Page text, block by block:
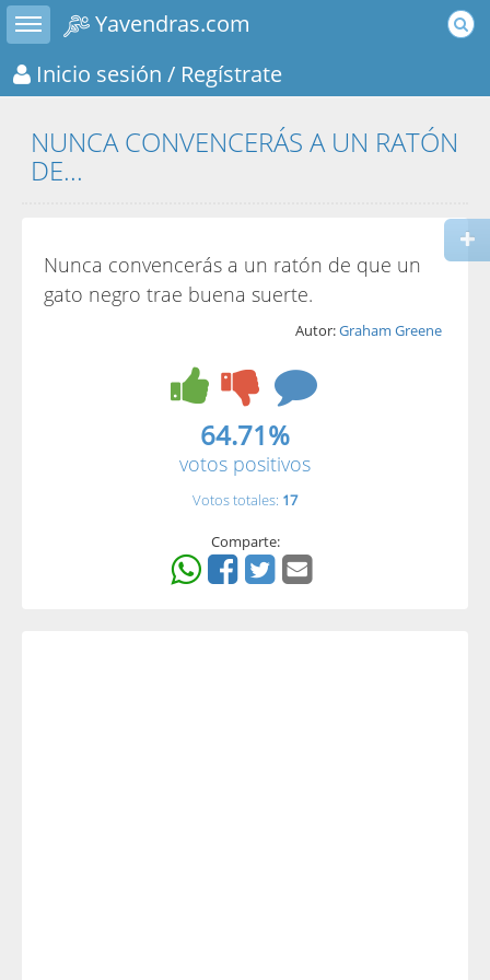
Toggle sidebar
Yavendras.com
Inicio sesión / Regístrate
NUNCA CONVENCERÁS A UN RATÓN
DE...
Nunca convencerás a un ratón de que un
gato negro trae buena suerte.
Autor:Graham Greene
64.71%
votos positivos
Votos totales: 17
Comparte: